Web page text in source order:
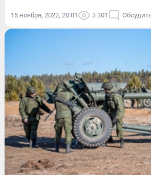
15 ноября, 2022, 20:01 3 301